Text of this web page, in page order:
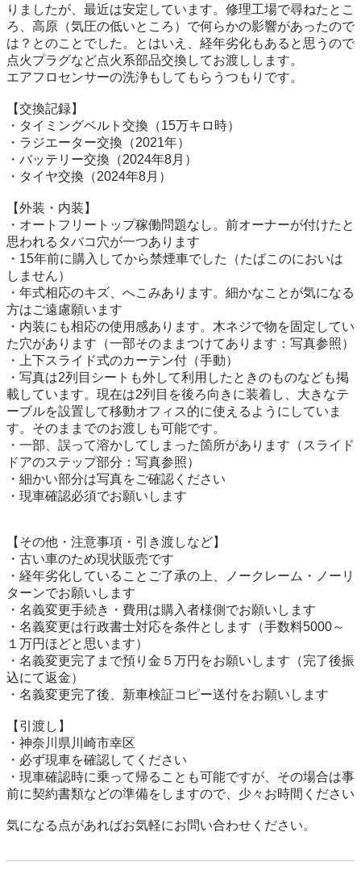
りましたが、最近は安定しています。修理工場で尋ねたとこ
ろ、高原（気圧の低いところ）で何らかの影響があったので
は？とのことでした。とはいえ、経年劣化もあると思うので
点火プラグなど点火系部品交換してお渡しします。
エアフロセンサーの洗浄もしてもらうつもりです。
【交換記録】
・タイミングベルト交換（15万キロ時）
・ラジエーター交換（2021年）
・バッテリー交換（2024年8月）
・タイヤ交換（2024年8月）
【外装・内装】
・オートフリートップ稼働問題なし。前オーナーが付けたと
思われるタバコ穴が一つあります
・15年前に購入してから禁煙車でした（たばこのにおいは
しません）
・年式相応のキズ、へこみあります。細かなことが気になる
方はご遠慮願います
・内装にも相応の使用感あります。木ネジで物を固定してい
た穴があります（一部そのままつけてあります：写真参照）
・上下スライド式のカーテン付（手動）
・写真は2列目シートも外して利用したときのものなども掲
載しています。現在は2列目を後ろ向きに装着し、大きなテ
ーブルを設置して移動オフィス的に使えるようにしていま
す。そのままでのお渡しも可能です。
・一部、誤って溶かしてしまった箇所があります（スライド
ドアのステップ部分：写真参照）
・細かい部分は写真をご確認ください
・現車確認必須でお願いします
【その他・注意事項・引き渡しなど】
・古い車のため現状販売です
・経年劣化していることご了承の上、ノークレーム・ノーリ
ターンでお願いします
・名義変更手続き・費用は購入者様側でお願いします
・名義変更は行政書士対応を条件とします（手数料5000～
１万円ほどと思います）
・名義変更完了まで預り金５万円をお願いします（完了後振
込にて返金）
・名義変更完了後、新車検証コピー送付をお願いします
【引渡し】
・神奈川県川崎市幸区
・必ず現車を確認してください
・現車確認時に乗って帰ることも可能ですが、その場合は事
前に契約書類などの準備をしますので、少々お時間ください